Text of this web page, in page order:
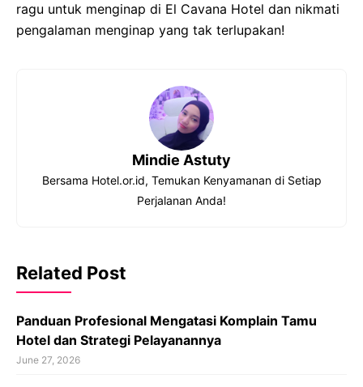
ragu untuk menginap di El Cavana Hotel dan nikmati
pengalaman menginap yang tak terlupakan!
Mindie Astuty
Bersama Hotel.or.id, Temukan Kenyamanan di Setiap
Perjalanan Anda!
Related Post
Panduan Profesional Mengatasi Komplain Tamu
Hotel dan Strategi Pelayanannya
June 27, 2026